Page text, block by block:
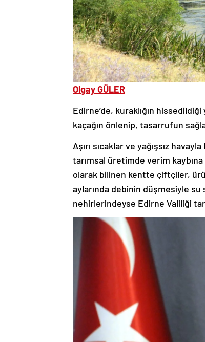
Olgay GÜLER
Edirne’de, kuraklığın
kaçağın önlenip, tasarrufun
Aşırı sıcaklar ve yağışsız
tarımsal üretimde verim
olarak bilinen kentte çiftçiler,
aylarında debinin düşmesiyle
nehirlerindeyse Edirne Valiliği